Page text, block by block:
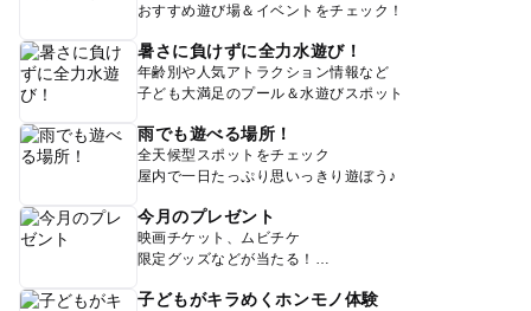
おすすめ遊び場＆イベントをチェック！
暑さに負けずに全力水遊び！
年齢別や人気アトラクション情報など
子ども大満足のプール＆水遊びスポット
雨でも遊べる場所！
全天候型スポットをチェック
屋内で一日たっぷり思いっきり遊ぼう♪
今月のプレゼント
映画チケット、ムビチケ
限定グッズなどが当たる！
子どもがキラめくホンモノ体験